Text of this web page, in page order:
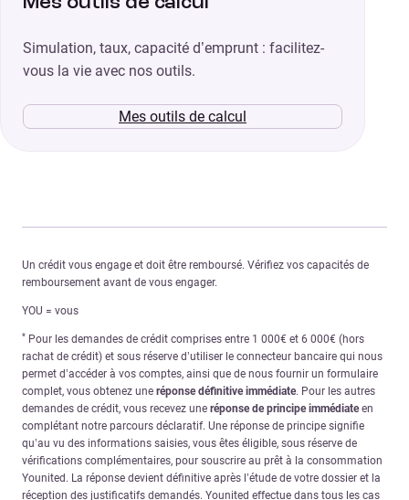
Simulation, taux, capacité d’emprunt : facilitez-
vous la vie avec nos outils.
Mes outils de calcul
Un crédit vous engage et doit être remboursé. Vérifiez vos capacités de
remboursement avant de vous engager.
YOU = vous
* Pour les demandes de crédit comprises entre 1 000€ et 6 000€ (hors
rachat de crédit) et sous réserve d’utiliser le connecteur bancaire qui nous
permet d’accéder à vos comptes, ainsi que de nous fournir un formulaire
complet, vous obtenez une réponse définitive immédiate. Pour les autres
demandes de crédit, vous recevez une réponse de principe immédiateen
complétant notre parcours déclaratif. Une réponse de principe signifie
qu’au vu des informations saisies, vous êtes éligible, sous réserve de
vérifications complémentaires, pour souscrire au prêt à la consommation
Younited. La réponse devient définitive après l’étude de votre dossier et la
réception des justificatifs demandés. Younited effectue dans tous les cas